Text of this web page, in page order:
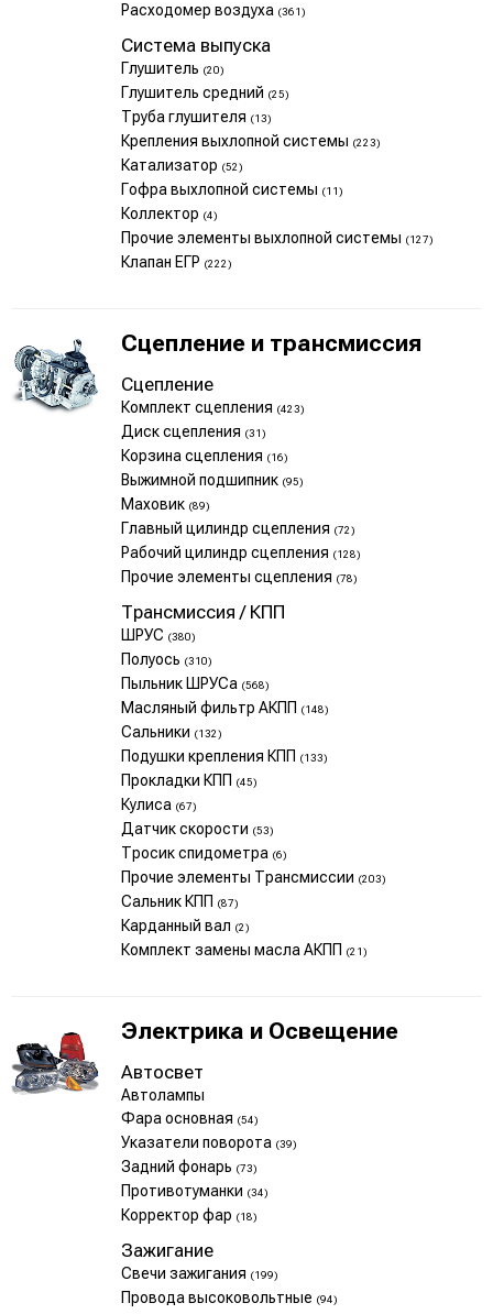
Расходомер воздуха (361)
Система выпуска
Глушитель (20)
Глушитель средний (25)
Труба глушителя (13)
Крепления выхлопной системы (223)
Катализатор (52)
Гофра выхлопной системы (11)
Коллектор (4)
Прочие элементы выхлопной системы (127)
Клапан ЕГР (222)
Сцепление и трансмиссия
Сцепление
Комплект сцепления (423)
Диск сцепления (31)
Корзина сцепления (16)
Выжимной подшипник (95)
Маховик (89)
Главный цилиндр сцепления (72)
Рабочий цилиндр сцепления (128)
Прочие элементы сцепления (78)
Трансмиссия / КПП
ШРУС (380)
Полуось (310)
Пыльник ШРУСа (568)
Масляный фильтр АКПП (148)
Сальники (132)
Подушки крепления КПП (133)
Прокладки КПП (45)
Кулиса (67)
Датчик скорости (53)
Тросик спидометра (6)
Прочие элементы Трансмиссии (203)
Сальник КПП (87)
Карданный вал (2)
Комплект замены масла АКПП (21)
Электрика и Освещение
Автосвет
Автолампы
Фара основная (54)
Указатели поворота (39)
Задний фонарь (73)
Противотуманки (34)
Корректор фар (18)
Зажигание
Свечи зажигания (199)
Провода высоковольтные (94)